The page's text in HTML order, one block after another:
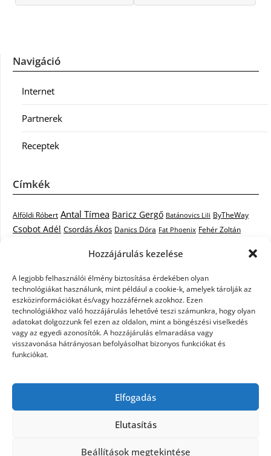
Hozzájárulás kezelése
A legjobb felhasználói élmény biztosítása érdekében olyan
technológiákat használunk, mint például a cookie-k, amelyek tárolják az
eszközinformációkat és/vagy hozzáférnek azokhoz. Ezen
technológiákhoz való hozzájárulás lehetővé teszi számunkra, hogy olyan
adatokat dolgozzunk fel ezen az oldalon, mint a böngészési viselkedés
vagy az egyedi azonosítók. A hozzájárulás elmaradása vagy
visszavonása hátrányosan befolyásolhat bizonyos funkciókat és
funkciókat.
Elfogadás
Elutasítás
Beállítások megtekintése
Navigáció
Internet
Partnerek
Receptek
Címkék
Alföldi Róbert Antal Tímea Baricz Gergő Batánovics Lili ByTheWay
Csobot Adél Csordás Ákos Danics Dóra Fat Phoenix Fehér Zoltán
Kovács László Stone
Krasznai Tünde Like LiL C. Malek Miklós mentor Muri Enikő
Nagy Feró Oláh Gergő Péterffy Lili Rocktenors RTL Klub
Cowell Szabó Dávid Szabó Ádám Szikora Róbert Takács Nikolas
Tarány Tamás Tóth Gabi Vastag Csaba Vastag Tamás
Kati X-factor X-FaktorX-Faktor videók
X-Faktor válogatásx faktor döntő Zámbó
©2026 X-Faktor Magyarországon 2014 – hírek –